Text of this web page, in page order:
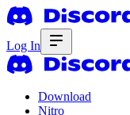
Log In
Download
Nitro